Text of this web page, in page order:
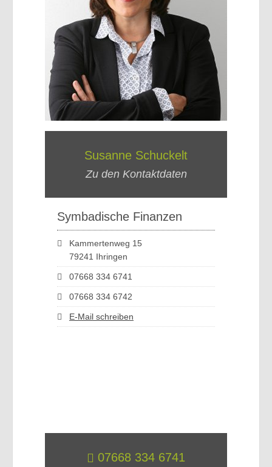
Susanne Schuckelt
Zu den Kontaktdaten
Symbadische Finanzen
Kammertenweg 15
79241 Ihringen
07668 334 6741
07668 334 6742
E-Mail schreiben
07668 334 6741